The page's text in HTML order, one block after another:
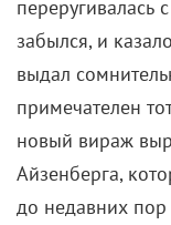
забылся, и
выдал
примечателен
новый вираж
Айзенберга,
до недавних пор